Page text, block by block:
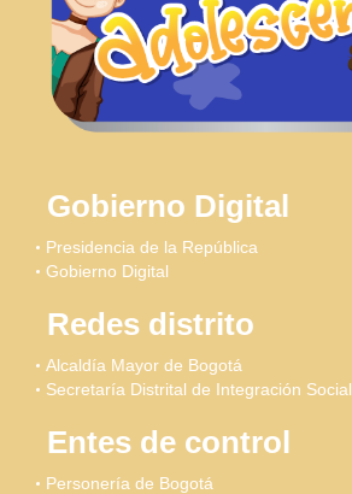
Gobierno Digital
Presidencia de la República
Gobierno Digital
Redes distrito
Alcaldía Mayor de Bogotá
Secretaría Distrital de Integración Social
Entes de control
Personería de Bogotá